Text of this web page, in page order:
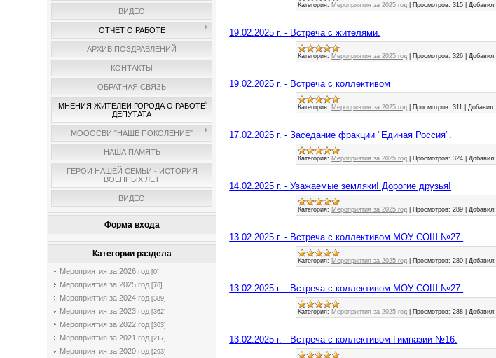
ВИДЕО
ОТЧЕТ О РАБОТЕ
АРХИВ ПОЗДРАВЛЕНИЙ
КОНТАКТЫ
ОБРАТНАЯ СВЯЗЬ
МНЕНИЯ ЖИТЕЛЕЙ ГОРОДА О РАБОТЕ
ДЕПУТАТА
МОООСВИ "НАШЕ ПОКОЛЕНИЕ"
НАША ПАМЯТЬ
ГЕРОИ НАШЕЙ СЕМЬИ - ИСТОРИЯ
ВОЕННЫХ ЛЕТ
ВИДЕО
Форма входа
Категории раздела
Мероприятия за 2026 год [0]
Мероприятия за 2025 год [76]
Мероприятия за 2024 год [389]
Мероприятия за 2023 год [362]
Мероприятия за 2022 год [303]
Мероприятия за 2021 год [217]
Мероприятия за 2020 год [293]
Категория: Мероприятия за 2025 год Просмотров: 315 Добавил:
19.02.2025 г. - Встреча с жителями.
Категория: Мероприятия за 2025 год Просмотров: 326 Добавил:
19.02.2025 г. - Встреча с коллективом
Категория: Мероприятия за 2025 год Просмотров: 311 Добавил:
17.02.2025 г. - Заседание фракции "Единая Россия".
Категория: Мероприятия за 2025 год Просмотров: 324 Добавил:
14.02.2025 г. - Уважаемые земляки! Дорогие друзья!
Категория: Мероприятия за 2025 год Просмотров: 289 Добавил:
13.02.2025 г. - Встреча с коллективом МОУ СОШ №27.
Категория: Мероприятия за 2025 год Просмотров: 280 Добавил:
13.02.2025 г. - Встреча с коллективом МОУ СОШ №27.
Категория: Мероприятия за 2025 год Просмотров: 288 Добавил:
13.02.2025 г. - Встреча с коллективом Гимназии №16.